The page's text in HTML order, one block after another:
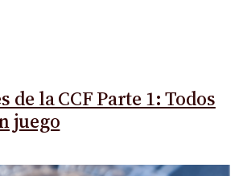
de la CCF Parte 1: Todos
juego